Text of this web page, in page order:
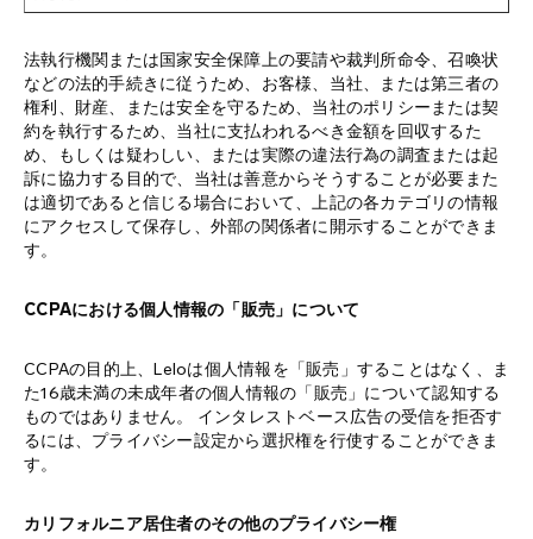
法執行機関または国家安全保障上の要請や裁判所命令、召喚状
などの法的手続きに従うため、お客様、当社、または第三者の
権利、財産、または安全を守るため、当社のポリシーまたは契
約を執行するため、当社に支払われるべき金額を回収するた
め、もしくは疑わしい、または実際の違法行為の調査または起
訴に協力する目的で、当社は善意からそうすることが必要また
は適切であると信じる場合において、上記の各カテゴリの情報
にアクセスして保存し、外部の関係者に開示することができま
す。
CCPAにおける個人情報の「販売」について
CCPAの目的上、Leloは個人情報を「販売」することはなく、ま
た16歳未満の未成年者の個人情報の「販売」について認知する
ものではありません。 インタレストベース広告の受信を拒否す
るには、プライバシー設定から選択権を行使することができま
す。
カリフォルニア居住者のその他のプライバシー権